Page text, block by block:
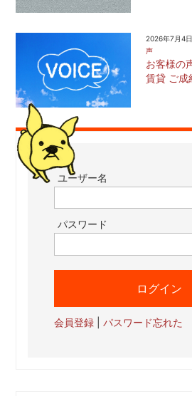
2026年7月4日
声
お客様の
賃貸 ご
ユーザー名
パスワード
会員登録 |パスワード忘れた